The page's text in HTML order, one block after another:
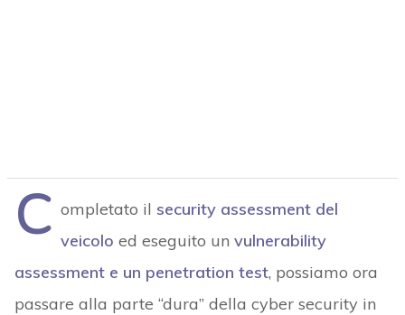
C ompletato il security assessment del
veicolo ed eseguito un vulnerability
assessment e un penetration test, possiamo ora
passare alla parte “dura” della cyber security in